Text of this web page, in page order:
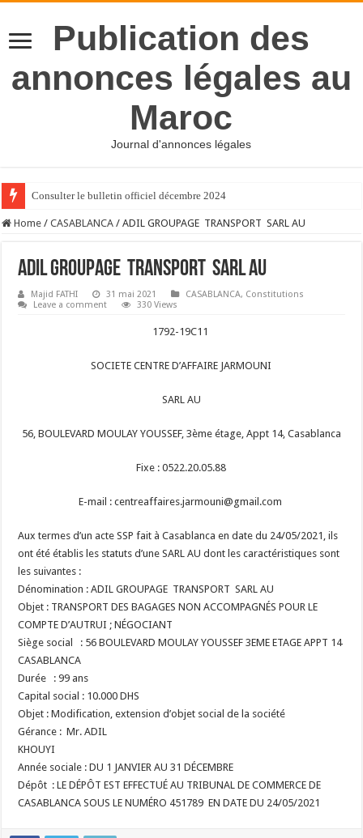
Publication des
annonces légales au
Maroc
Journal d'annonces légales
Consulter le bulletin officiel décembre 2024
Home / CASABLANCA / ADIL GROUPAGE TRANSPORT SARL AU
ADIL GROUPAGE TRANSPORT SARL AU
Majid FATHI 31 mai 2021 CASABLANCA, Constitutions
Leave a comment
330 Views
1792-19C11
SOCIETE CENTRE D’AFFAIRE JARMOUNI
SARL AU
56, BOULEVARD MOULAY YOUSSEF, 3ème étage, Appt 14, Casablanca
Fixe : 0522.20.05.88
E-mail : centreaffaires.jarmouni@gmail.com
Aux termes d’un acte SSP fait à Casablanca en date du 24/05/2021, ils
ont été établis les statuts d’une SARL AU dont les caractéristiques sont
les suivantes :
Dénomination : ADIL GROUPAGE TRANSPORT SARL AU
Objet : TRANSPORT DES BAGAGES NON ACCOMPAGNÉS POUR LE
COMPTE D’AUTRUI ; NÉGOCIANT
Siège social : 56 BOULEVARD MOULAY YOUSSEF 3EME ETAGE APPT 14
CASABLANCA
Durée : 99 ans
Capital social : 10.000 DHS
Objet : Modification, extension d’objet social de la société
Gérance : Mr. ADIL
KHOUYI
Année sociale : DU 1 JANVIER AU 31 DÉCEMBRE
Dépôt : LE DÉPÔT EST EFFECTUÉ AU TRIBUNAL DE COMMERCE DE
CASABLANCA SOUS LE NUMÉRO 451789 EN DATE DU 24/05/2021